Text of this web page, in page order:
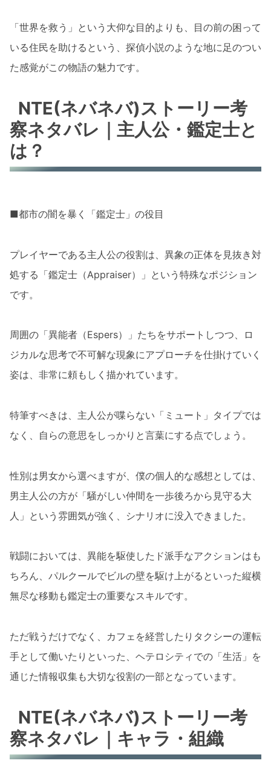
「世界を救う」という大仰な目的よりも、目の前の困って
いる住民を助けるという、探偵小説のような地に足のつい
た感覚がこの物語の魅力です。
NTE(ネバネバ)ストーリー考
察ネタバレ｜主人公・鑑定士と
は？
■都市の闇を暴く「鑑定士」の役目
プレイヤーである主人公の役割は、異象の正体を見抜き対
処する「鑑定士（Appraiser）」という特殊なポジション
です。
周囲の「異能者（Espers）」たちをサポートしつつ、ロ
ジカルな思考で不可解な現象にアプローチを仕掛けていく
姿は、非常に頼もしく描かれています。
特筆すべきは、主人公が喋らない「ミュート」タイプでは
なく、自らの意思をしっかりと言葉にする点でしょう。
性別は男女から選べますが、僕の個人的な感想としては、
男主人公の方が「騒がしい仲間を一歩後ろから見守る大
人」という雰囲気が強く、シナリオに没入できました。
戦闘においては、異能を駆使したド派手なアクションはも
ちろん、パルクールでビルの壁を駆け上がるといった縦横
無尽な移動も鑑定士の重要なスキルです。
ただ戦うだけでなく、カフェを経営したりタクシーの運転
手として働いたりといった、ヘテロシティでの「生活」を
通じた情報収集も大切な役割の一部となっています。
NTE(ネバネバ)ストーリー考
察ネタバレ｜キャラ・組織